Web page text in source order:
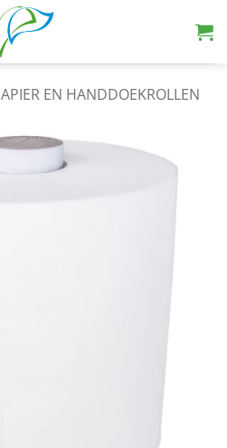
EN HANDDOEKROLLEN